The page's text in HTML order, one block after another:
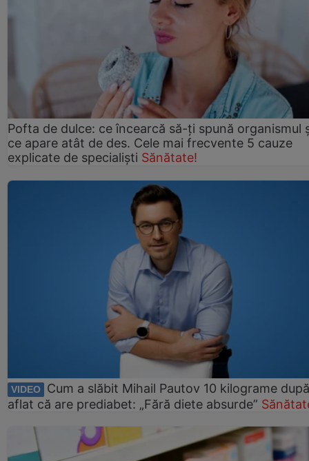
Pofta de dulce: ce încearcă să-ți spună organismul
ce apare atât de des. Cele mai frecvente 5 cauze
explicate de specialiști Sănătate!
VIDEO
Cum a slăbit Mihail Pautov 10 kilograme
aflat că are prediabet: „Fără diete absurde”